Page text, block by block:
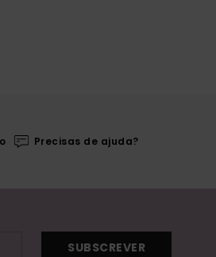
Precisas de ajuda?
SUBSCREVER